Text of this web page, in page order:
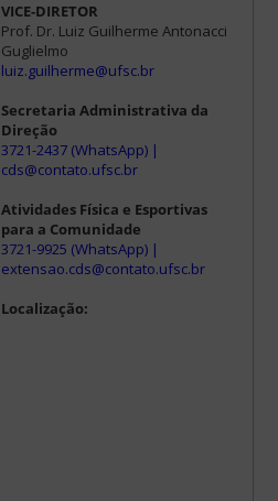
VICE-DIRETOR
Prof. Dr. Luiz Guilherme Antonacci
Guglielmo
luiz.guilherme@ufsc.br
Secretaria Administrativa da
Direção
3721-2437 (WhatsApp) |
cds@contato.ufsc.br
Atividades Física e Esportivas
para a Comunidade
3721-9925 (WhatsApp) |
extensao.cds@contato.ufsc.br
Localização: